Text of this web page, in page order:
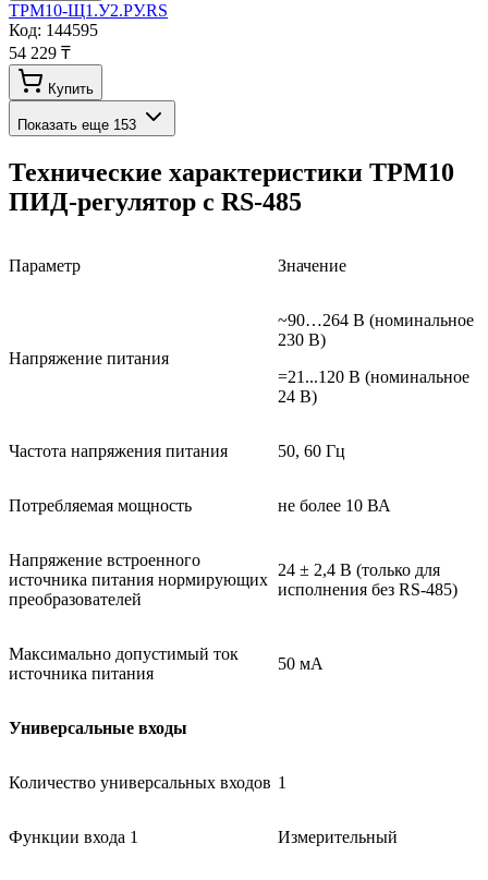
ТРМ10-Щ1.У2.РУ.RS
Код: 144595
54 229 ₸
Купить
Показать еще 153
Технические характеристики ТРМ10
ПИД-регулятор с RS-485
Параметр Значение
Напряжение питания
~90…264 В (номинальное
230 В)
=21...120 В (номинальное
24 В)
Частота напряжения питания 50, 60 Гц
Потребляемая мощность не более 10 ВА
Напряжение встроенного
источника питания нормирующих
преобразователей
24 ± 2,4 В (только для
исполнения без RS-485)
Максимально допустимый ток
источника питания
50 мА
Универсальные входы
Количество универсальных входов 1
Функции входа 1 Измерительный